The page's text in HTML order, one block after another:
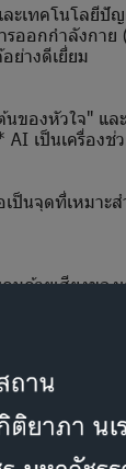
ะเทคโนโลยี
อกกำลังกาย
ย่างดีเยี่ยม
ของหัวใจ" แ
เป็นเครื่อง
นจุดที่เหมาะ
ด้วยเสียงขอ
ด้วย